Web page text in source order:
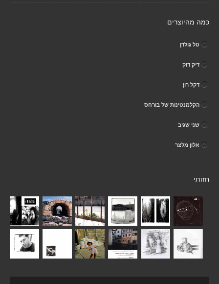
כמה מהיוצרים
טל גולדן
דיק דוק
דקל רון
הקלמנטינות של בורחס
שני שגיב
אלון מלצר
חזותי